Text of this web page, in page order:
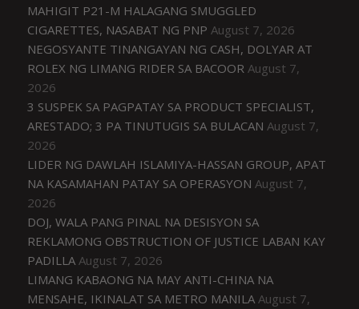
MAHIGIT P21-M HALAGANG SMUGGLED
CIGARETTES, NASABAT NG PNP August 7, 2026
NEGOSYANTE TINANGAYAN NG CASH, DOLYAR AT
ROLEX NG LIMANG RIDER SA BACOOR August 7,
2026
3 SUSPEK SA PAGPATAY SA PRODUCT SPECIALIST,
ARESTADO; 3 PA TINUTUGIS SA BULACAN August 7,
2026
LIDER NG DAWLAH ISLAMIYA-HASSAN GROUP, APAT
NA KASAMAHAN PATAY SA OPERASYON August 7,
2026
DOJ, WALA PANG PINAL NA DESISYON SA
REKLAMONG OBSTRUCTION OF JUSTICE LABAN KAY
PADILLA August 7, 2026
LIMANG KABAONG NA MAY ANTI-CHINA NA
MENSAHE, IKINALAT SA METRO MANILA August 7,